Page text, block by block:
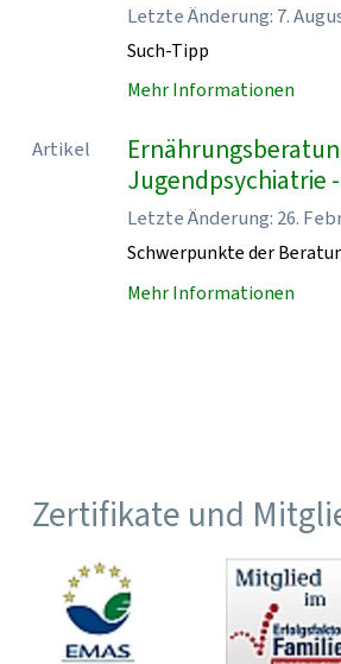
Letzte Änderung: 7.
Such-Tipp
Mehr Informationen
Artikel
Jugendpsychiatrie
Letzte Änderung: 26.
Schwerpunkte der
Mehr Informationen
Zertifikate und